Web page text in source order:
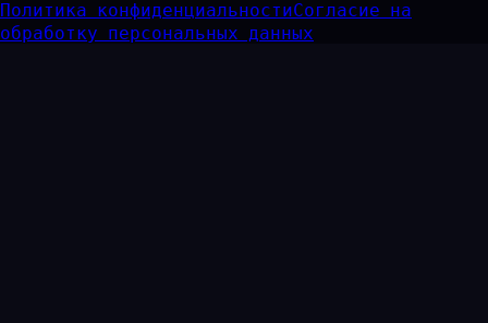
Политика конфиденциальностиСогласие на
обработку персональных данных